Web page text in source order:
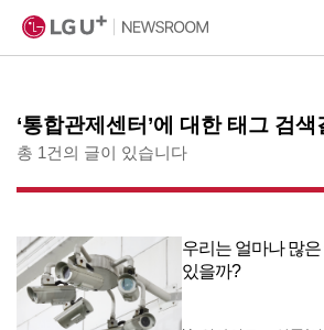
‘통합관제센터’에 대한 태그 검색
총 1건의 글이 있습니다
우리는 얼마나 많
있을까?